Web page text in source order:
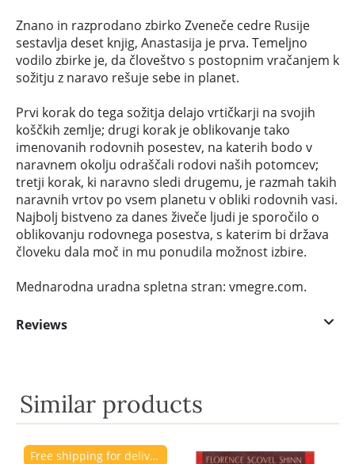
Znano in razprodano zbirko Zveneče cedre Rusije
sestavlja deset knjig, Anastasija je prva. Temeljno
vodilo zbirke je, da človeštvo s postopnim vračanjem k
sožitju z naravo rešuje sebe in planet.
Prvi korak do tega sožitja delajo vrtičkarji na svojih
koščkih zemlje; drugi korak je oblikovanje tako
imenovanih rodovnih posestev, na katerih bodo v
naravnem okolju odraščali rodovi naših potomcev;
tretji korak, ki naravno sledi drugemu, je razmah takih
naravnih vrtov po vsem planetu v obliki rodovnih vasi.
Najbolj bistveno za danes živeče ljudi je sporočilo o
oblikovanju rodovnega posestva, s katerim bi država
človeku dala moč in mu ponudila možnost izbire.
Mednarodna uradna spletna stran: vmegre.com.
Reviews
Similar products
Free shipping for delivery to Slovenia.